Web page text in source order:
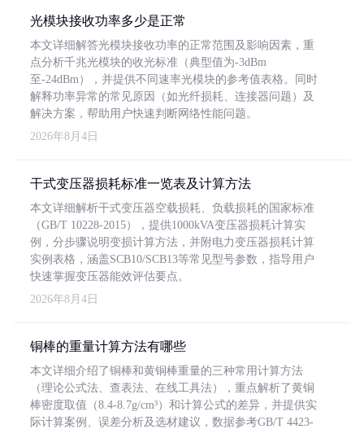
光模块接收功率多少是正常
本文详细解答光模块接收功率的正常范围及影响因素，重
点分析千兆光模块的收光标准（典型值为-3dBm
至-24dBm），并提供不同速率光模块的参考值表格。同时
解释功率异常的常见原因（如光纤损耗、连接器问题）及
解决方案，帮助用户快速判断网络性能问题。
2026年8月4日
干式变压器损耗标准一览表及计算方法
本文详细解析干式变压器空载损耗、负载损耗的国家标准
（GB/T 10228-2015），提供1000kVA变压器损耗计算实
例，分步骤说明变损计算方法，并附电力变压器损耗计算
实例表格，涵盖SCB10/SCB13等常见型号参数，指导用户
快速掌握变压器能效评估要点。
2026年8月4日
铜棒的重量计算方法有哪些
本文详细介绍了铜棒和黄铜棒重量的三种常用计算方法
（理论公式法、查表法、在线工具法），重点解析了黄铜
棒密度取值（8.4-8.7g/cm³）和计算公式的差异，并提供实
际计算案例、误差分析及选材建议，数据参考GB/T 4423-